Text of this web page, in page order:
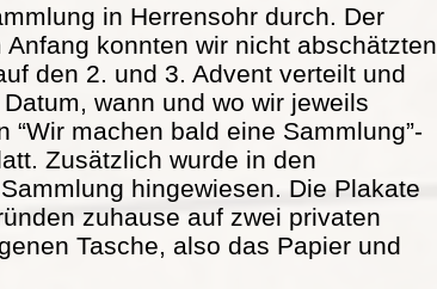
in Herrensohr durch. Der
konnten wir nicht abschätzten
den 2. und 3. Advent verteilt und
wann und wo wir jeweils
machen bald eine Sammlung”-
Zusätzlich wurde in den
hingewiesen. Die Plakate
zuhause auf zwei privaten
Tasche, also das Papier und